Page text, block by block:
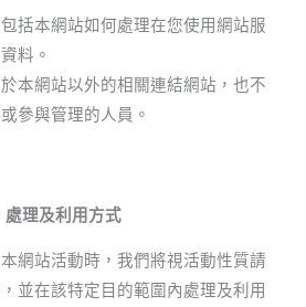
括本網站如何處理在您使用網站服
料。
本網站以外的相關連結網站，也不
參與管理的人員。
理及利用方式
網站活動時，我們將視活動性質請
並在該特定目的範圍內處理及利用